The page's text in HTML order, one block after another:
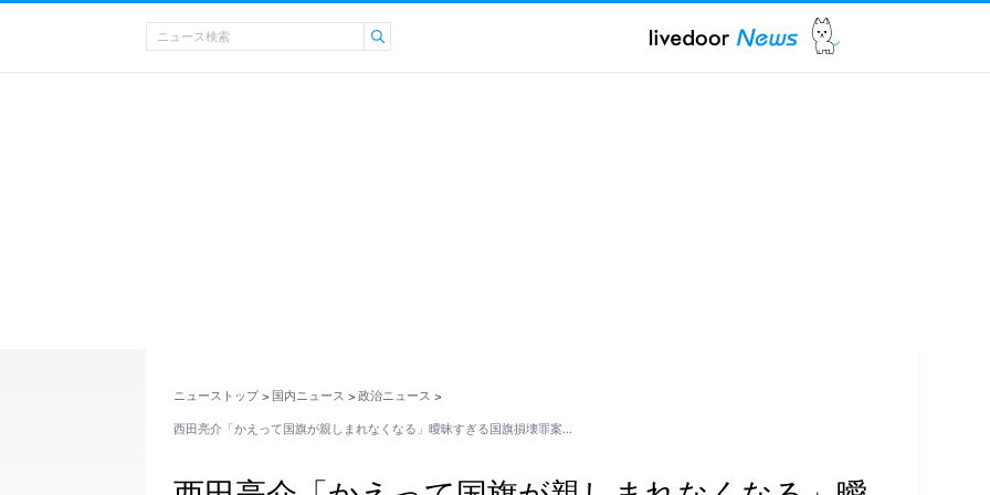
ニューストップ > 国内ニュース > 政治ニュース >
西田亮介「かえって国旗が親しまれなくなる」曖昧すぎる国旗損壊罪案…